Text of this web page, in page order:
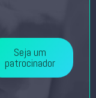
Seja um
patrocinador